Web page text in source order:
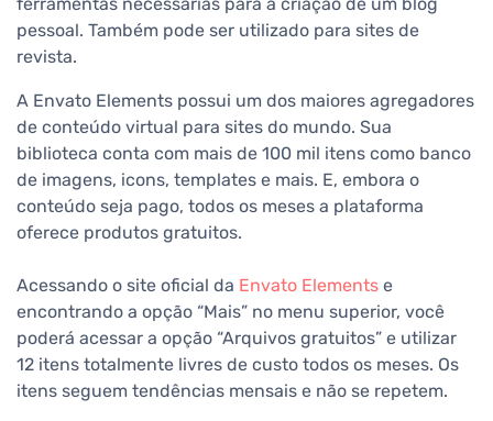
pessoal. Também pode ser utilizado para sites de
revista.
A Envato Elements possui um dos maiores agregadores
de conteúdo virtual para sites do mundo. Sua
biblioteca conta com mais de 100 mil itens como banco
de imagens, icons, templates e mais. E, embora o
conteúdo seja pago, todos os meses a plataforma
oferece produtos gratuitos.
Acessando o site oficial da Envato Elements e
encontrando a opção “Mais” no menu superior, você
poderá acessar a opção “Arquivos gratuitos” e utilizar
12 itens totalmente livres de custo todos os meses. Os
itens seguem tendências mensais e não se repetem.